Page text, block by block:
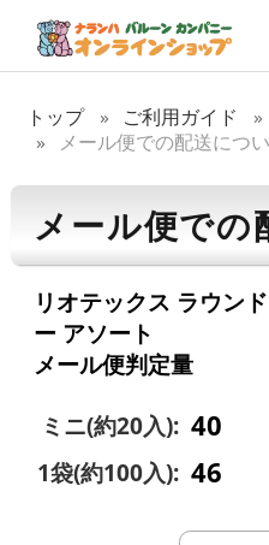
トップ ご利用ガイド
メール便での配送につ
メール便での
リオテックス ラウン
ー アソート
メール便判定量
ミニ(約20入): 40
1袋(約100入): 46